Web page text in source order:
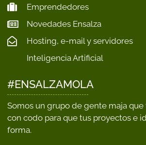
Emprendedores
Novedades Ensalza
Hosting, e-mail y servidores
Inteligencia Artificial
#ENSALZAMOLA
Somos un grupo de gente maja
con codo para que tus proyectos e
forma.